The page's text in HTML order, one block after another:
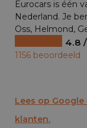
Eurocars is één
Nederland. Je
Oss, Helmond,
4.8
1156 beoordeeld
Lees op
klanten.